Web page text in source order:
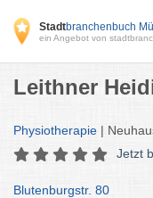
Stadtbranchenbuch
ein Angebot von
Leithner
Physiotherapie |
Jetzt
Blutenburgstr. 80